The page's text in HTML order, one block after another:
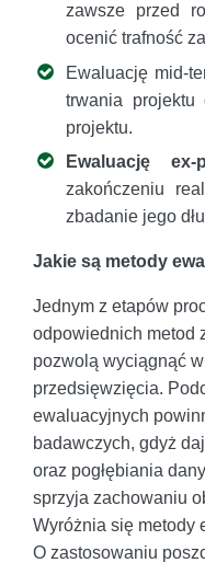
zawsze przed
ocenić trafność
Ewaluację mid-
trwania
projektu.
Ewaluację ex-
zakończeniu
zbadanie jego
Jakie są metody
Jednym z etapów
odpowiednich metod
pozwolą wyciągnąć
przedsięwzięcia.
ewaluacyjnych
badawczych, gdyż
oraz pogłębiania
sprzyja zachowaniu
Wyróżnia się metody
O zastosowaniu